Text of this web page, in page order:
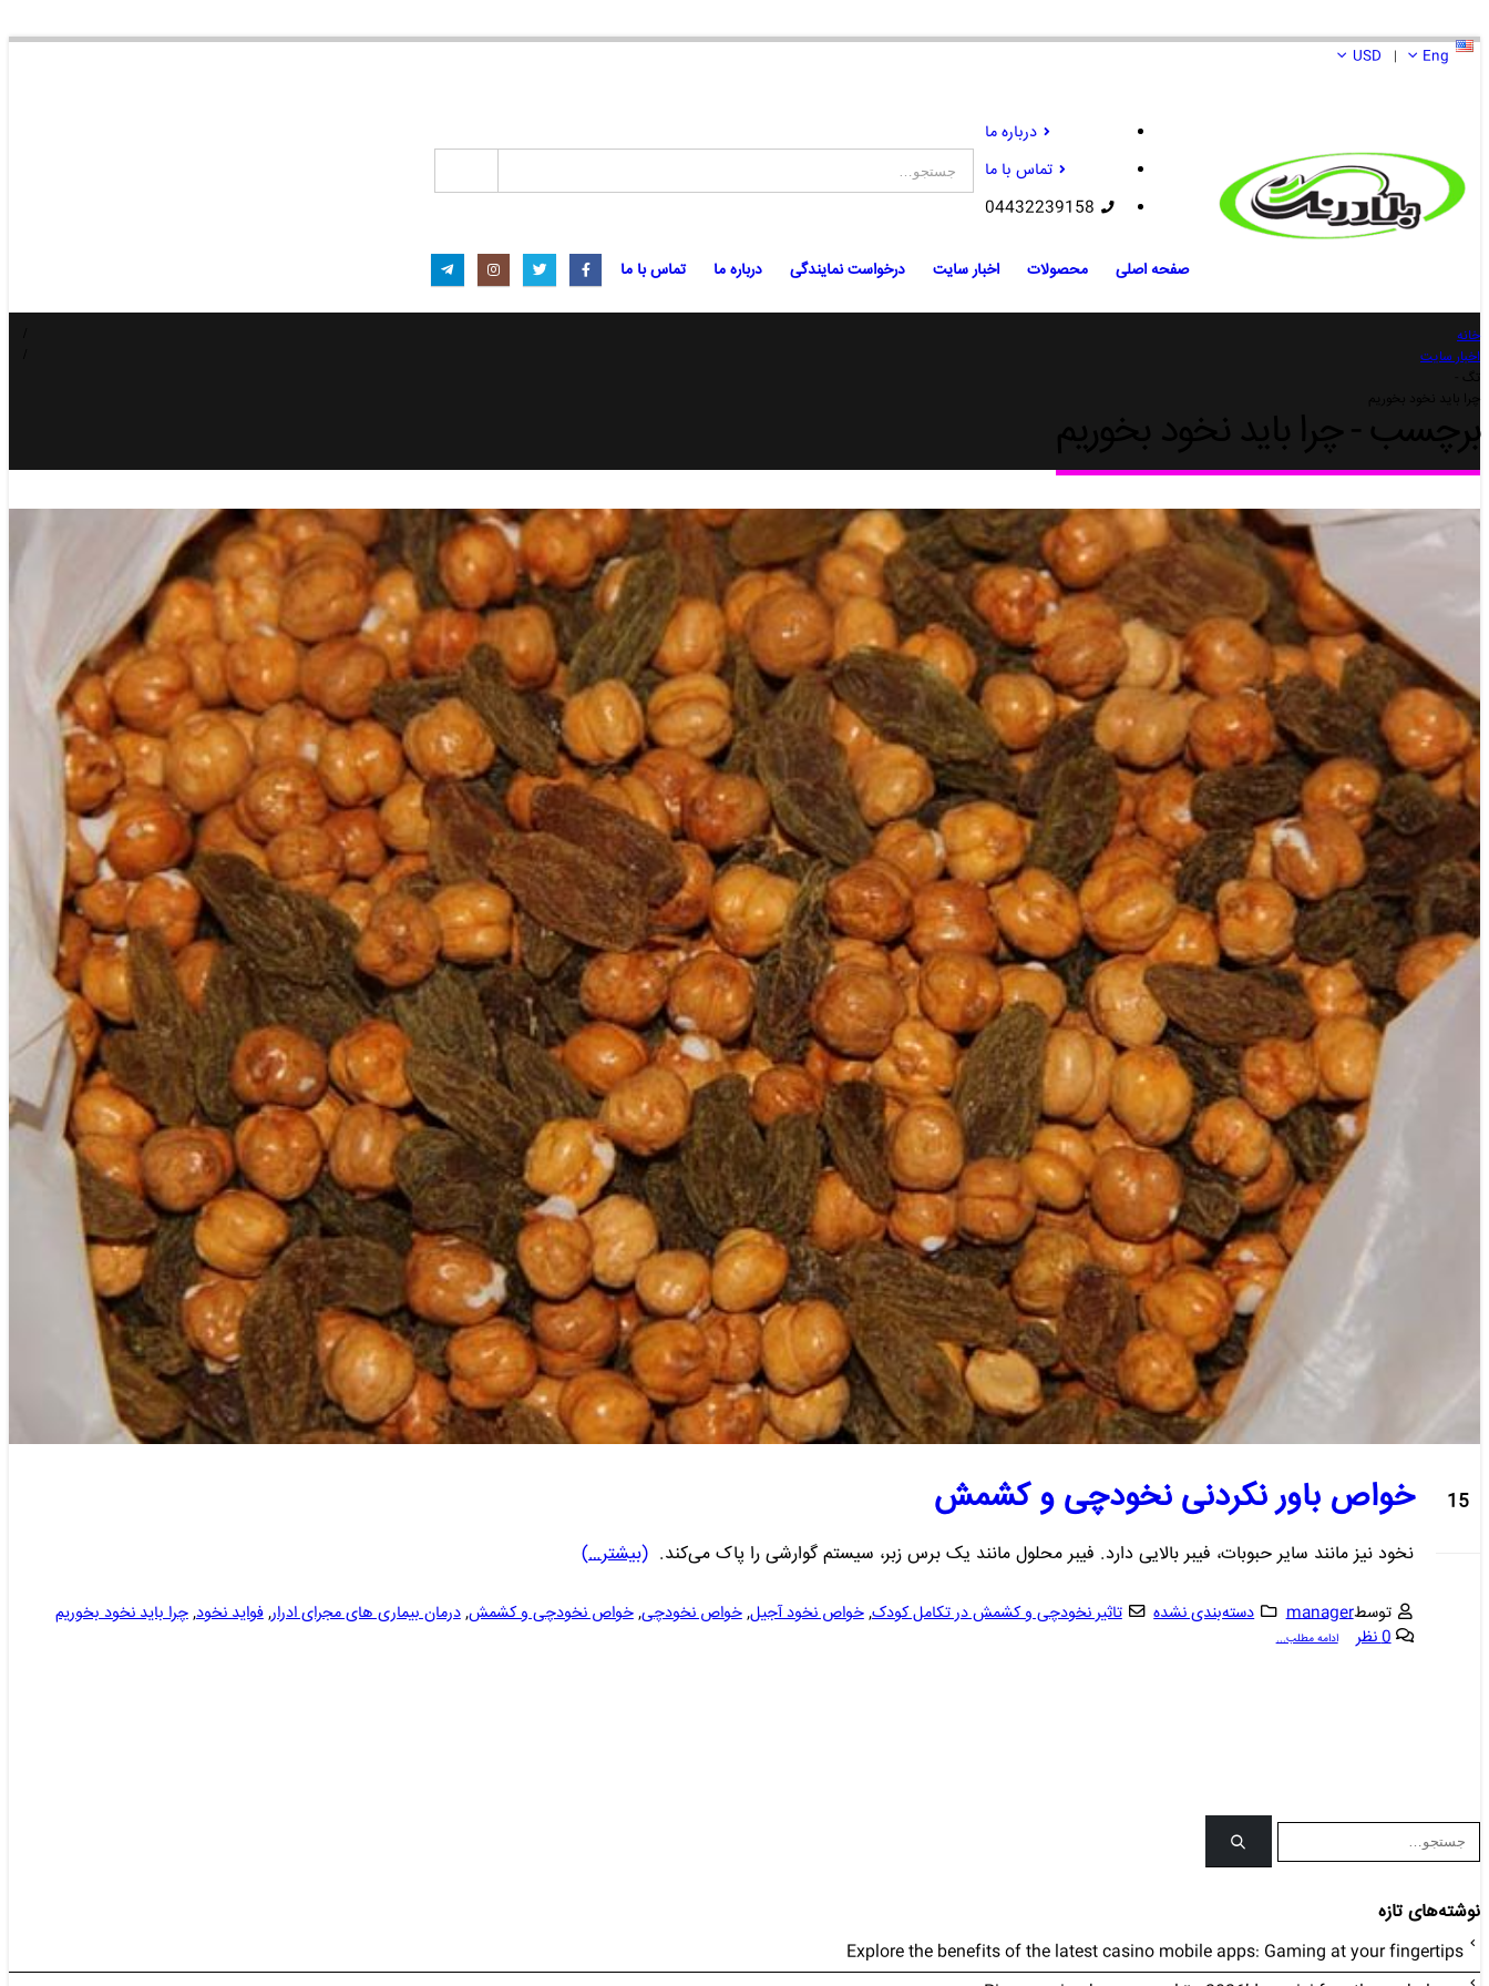
Eng
|
USD
درباره ما
تماس با ما
04432239158
صفحه اصلی محصولات اخبار سایت درخواست نمایندگی درباره ما تماس با ما
خانه
اخبار سایت
15 خواص باور نکردنی نخودچی و کشمش
نخود نیز مانند سایر حبوبات، فیبر بالایی دارد. فیبر محلول مانند یک برس زبر، سیستم گوارشی را پاک می‌کند. (بیشتر…)
توسطmanager دسته‌بندی نشده تاثیر نخودچی و کشمش در تکامل کودک,خواص نخود آجیل,خواص نخودچی,خواص نخودچی و کشمش,درمان بیماری های مجرای ادرار,فواید نخود,چرا باید نخود بخوریم
0 نظر
ادامه مطلب...
نوشته‌های تازه
Explore the benefits of the latest casino mobile apps: Gaming at your fingertips